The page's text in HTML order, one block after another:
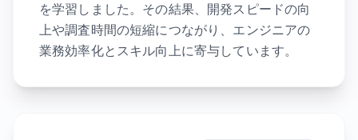
を学習しました。その結果、開発スピードの向
上や調査時間の短縮につながり、エンジニアの
業務効率化とスキル向上に寄与しています。